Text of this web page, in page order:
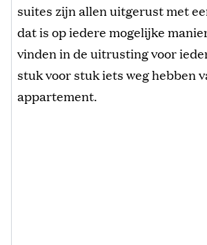
suites zijn allen uitgerust met
dat is op iedere mogelijke
vinden in de uitrusting voor
stuk voor stuk iets weg hebben
appartement.